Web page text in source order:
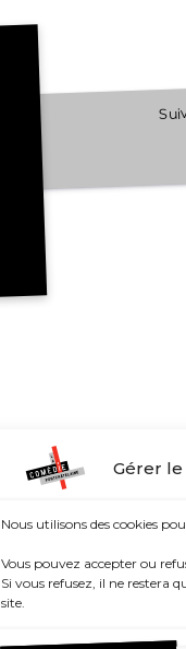
Gérer
Nous utilisons des cookies
Vous pouvez accepter ou
Si vous refusez, il ne restera
site.